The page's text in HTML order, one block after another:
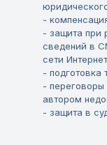
-
- защита при
сведений в
сети
- подготовка
-
автором
- защита в